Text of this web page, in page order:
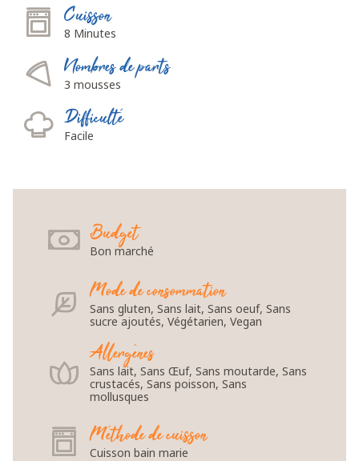
Cuisson
8 Minutes
Nombres de parts
3 mousses
Difficulté
Facile
Budget
Bon marché
Mode de consommation
Sans gluten, Sans lait, Sans oeuf, Sans
sucre ajoutés, Végétarien, Vegan
Allergènes
Sans lait, Sans Œuf, Sans moutarde, Sans
crustacés, Sans poisson, Sans
mollusques
Méthode de cuisson
Cuisson bain marie